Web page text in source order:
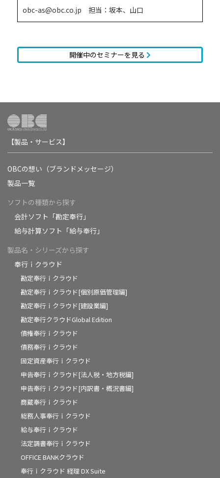
obc-as@obc.co.jp 担当：坂本、山口
開催中のセミナーを見る
【製品・サービス】
OBCの想い（ブランドメッセージ）
製品一覧
ソフトの種類から探す
会計ソフト「勘定奉行」
給与計算ソフト「給与奉行」
製品名・シリーズから探す
奉行ｉクラウド
勘定奉行ｉクラウド
勘定奉行ｉクラウド[個別原価管理編]
勘定奉行ｉクラウド[建設業編]
勘定奉行クラウドGlobal Edition
債権奉行ｉクラウド
債務奉行ｉクラウド
固定資産奉行ｉクラウド
申告奉行ｉクラウド[法人税・地方税編]
申告奉行ｉクラウド[内訳書・概況書編]
商蔵奉行ｉクラウド
総務人事奉行ｉクラウド
給与奉行ｉクラウド
法定調書奉行ｉクラウド
OFFICE BANKクラウド
奉行ｉクラウド 経理 DX Suite